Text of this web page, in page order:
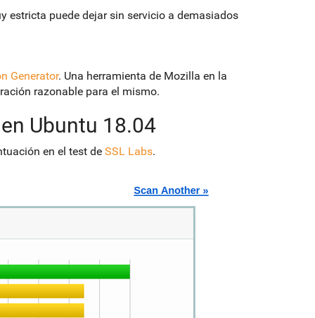
estricta puede dejar sin servicio a demasiados
Generator. Una herramienta de Mozilla en la
razonable para el mismo.
Ubuntu 18.04
en el test de SSL Labs.